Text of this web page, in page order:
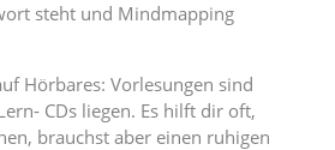
steht und Mindmapping
Hörbares: Vorlesungen sind
CDs liegen. Es hilft dir oft,
brauchst aber einen ruhigen